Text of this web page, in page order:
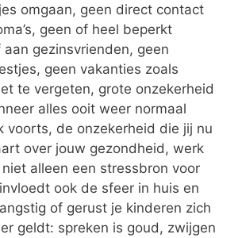
omgaan, geen direct contact
geen of heel beperkt
gezinsvrienden, geen
geen vakanties zoals
te vergeten, grote onzekerheid
alles ooit weer normaal
voorts, de onzekerheid die jij nu
over jouw gezondheid, werk
alleen een stressbron voor
ook de sfeer in huis en
of gerust je kinderen zich
geldt: spreken is goud, zwijgen